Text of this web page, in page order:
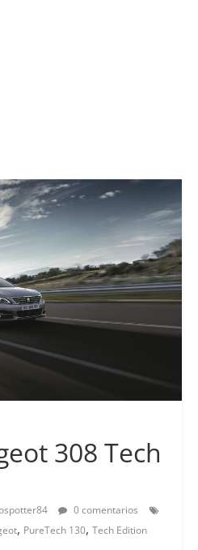
308 Tech
0 comentarios
, PureTech 130, Tech Edition